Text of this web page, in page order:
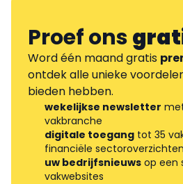
Proef ons
Word één maand gratis
ontdek alle unieke
bieden hebben.
wekelijkse newsletter
vakbranche
digitale toegang tot 35
financiële sectoroverzichten
uw bedrijfsnieuws op een
vakwebsites